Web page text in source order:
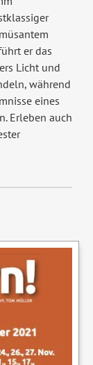
er das
Licht und
während
eines
Erleben auch